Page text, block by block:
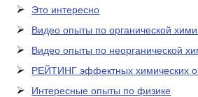
Это интересно
Видео опыты по органической
Видео опыты по неорганической
РЕЙТИНГ эффектных химических
Интересные опыты по физике